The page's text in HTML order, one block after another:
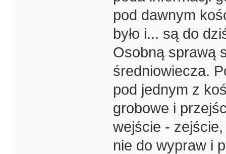
pod dawnym
było i... są do
Osobną sprawą
średniowiecza.
pod jednym z
grobowe i
wejście -
nie do wypraw i